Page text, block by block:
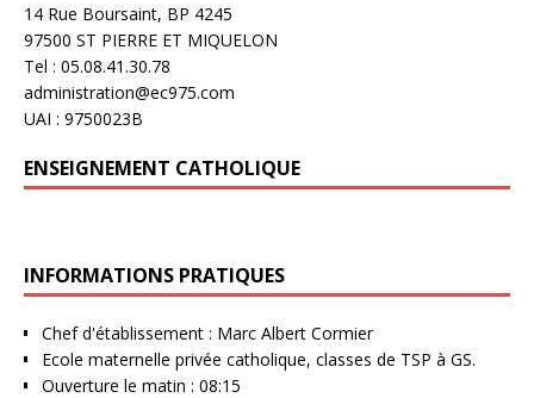
14 Rue Boursaint, BP 4245
97500 ST PIERRE ET MIQUELON
Tel : 05.08.41.30.78
administration@ec975.com
UAI : 9750023B
ENSEIGNEMENT CATHOLIQUE
INFORMATIONS PRATIQUES
Chef d'établissement : Marc Albert Cormier
Ecole maternelle privée catholique, classes de TSP à GS.
Ouverture le matin : 08:15